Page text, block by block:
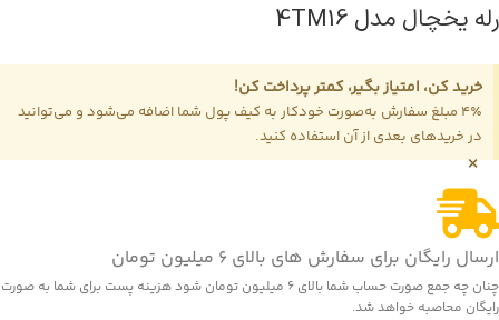
رله یخچال مدل 4TM16
خرید کن، امتیاز بگیر، کمتر پرداخت کن!
4٪ مبلغ سفارش به‌صورت خودکار به کیف پول شما اضافه می‌شود و می‌توانید
در خریدهای بعدی از آن استفاده کنید.
×
ارسال رایگان برای سفارش های بالای 6 میلیون تومان
چنان چه جمع صورت حساب شما بالای 6 میلیون تومان شود هزینه پست برای شما به صورت
رایگان محاصبه خواهد شد.